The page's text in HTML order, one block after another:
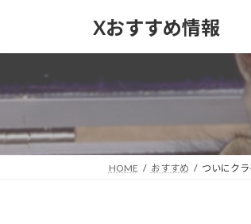
ツ
へ
キ
シ
ョ
に
Xおすすめ情報
HOME おすすめ ついにク